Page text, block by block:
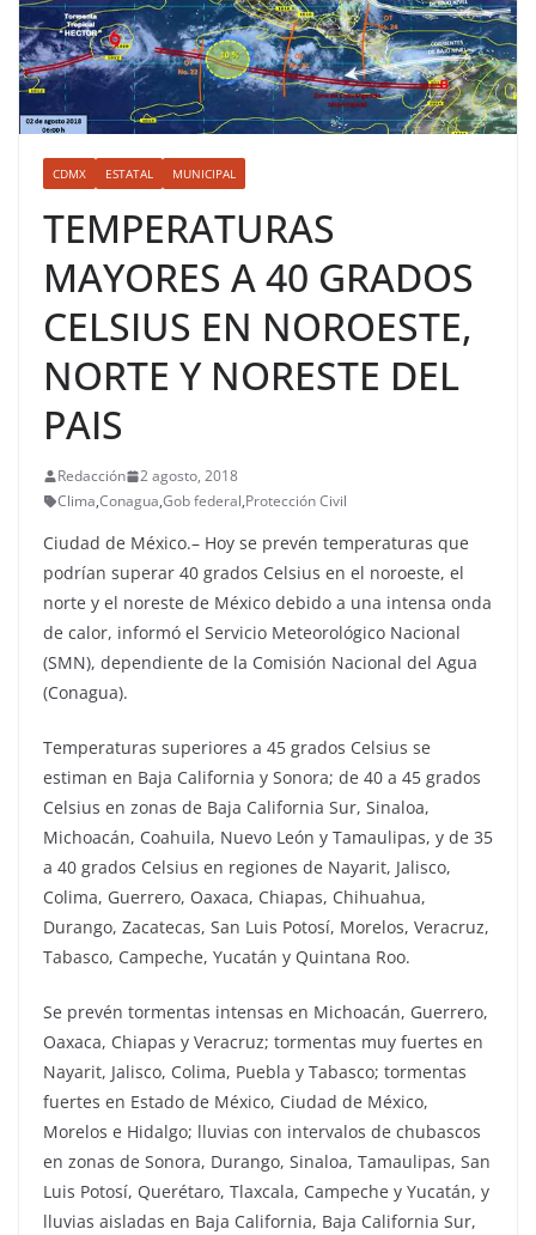
CDMX ESTATAL MUNICIPAL
TEMPERATURAS
MAYORES A 40 GRADOS
CELSIUS EN NOROESTE,
NORTE Y NORESTE DEL
PAIS
Redacción
2 agosto, 2018
Clima,Conagua,Gob federal,Protección Civil
Ciudad de México.– Hoy se prevén temperaturas que
podrían superar 40 grados Celsius en el noroeste, el
norte y el noreste de México debido a una intensa onda
de calor, informó el Servicio Meteorológico Nacional
(SMN), dependiente de la Comisión Nacional del Agua
(Conagua).
Temperaturas superiores a 45 grados Celsius se
estiman en Baja California y Sonora; de 40 a 45 grados
Celsius en zonas de Baja California Sur, Sinaloa,
Michoacán, Coahuila, Nuevo León y Tamaulipas, y de 35
a 40 grados Celsius en regiones de Nayarit, Jalisco,
Colima, Guerrero, Oaxaca, Chiapas, Chihuahua,
Durango, Zacatecas, San Luis Potosí, Morelos, Veracruz,
Tabasco, Campeche, Yucatán y Quintana Roo.
Se prevén tormentas intensas en Michoacán, Guerrero,
Oaxaca, Chiapas y Veracruz; tormentas muy fuertes en
Nayarit, Jalisco, Colima, Puebla y Tabasco; tormentas
fuertes en Estado de México, Ciudad de México,
Morelos e Hidalgo; lluvias con intervalos de chubascos
en zonas de Sonora, Durango, Sinaloa, Tamaulipas, San
Luis Potosí, Querétaro, Tlaxcala, Campeche y Yucatán, y
lluvias aisladas en Baja California, Baja California Sur,